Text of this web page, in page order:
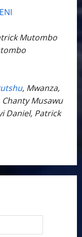
Mutombo
, Mwanza,
Musawu
Daniel, Patrick